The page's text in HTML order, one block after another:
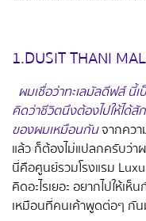
1.DUSIT THANI
ผมเชื่อว่าทะเลมัลดีฟส์ นี้
คิดว่าชีวิตนึงต้องไปให้ได้
ของผมเหมือนกันจากคว
แล้ว ก็ต้องไม่แปลกครับว่
นี่คือศูนย์รวมโรงแรม
คิดอะไรเยอะ อยากไปให้เ
เหมือนที่คนเค้าพูดต่อๆ กัน